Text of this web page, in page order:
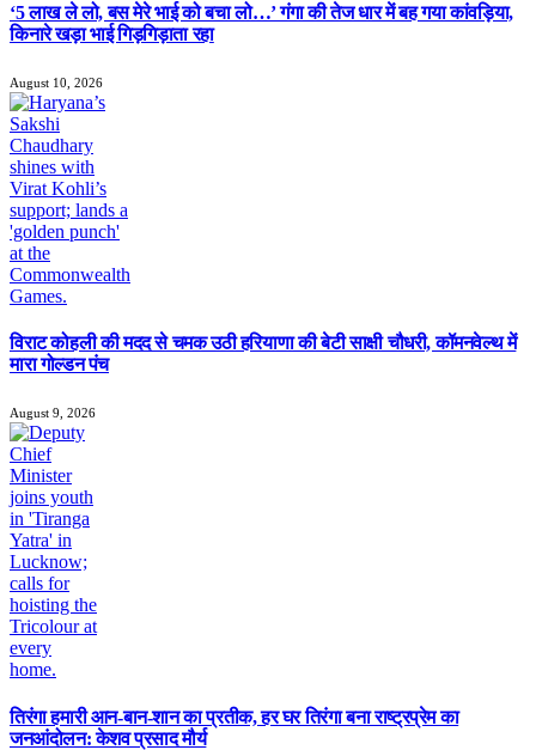
‘5 लाख ले लो, बस मेरे भाई को बचा लो…’ गंगा की तेज धार में बह गया कांवड़िया,
किनारे खड़ा भाई गिड़गिड़ाता रहा
August 10, 2026
विराट कोहली की मदद से चमक उठी हरियाणा की बेटी साक्षी चौधरी, कॉमनवेल्थ में
मारा गोल्डन पंच
August 9, 2026
तिरंगा हमारी आन-बान-शान का प्रतीक, हर घर तिरंगा बना राष्ट्रप्रेम का
जनआंदोलन: केशव प्रसाद मौर्य